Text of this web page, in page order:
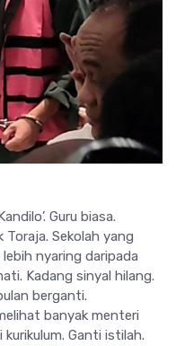
Guru biasa.
Toraja. Sekolah yang
nyaring daripada
Kadang sinyal hilang.
berganti.
banyak menteri
Ganti istilah.